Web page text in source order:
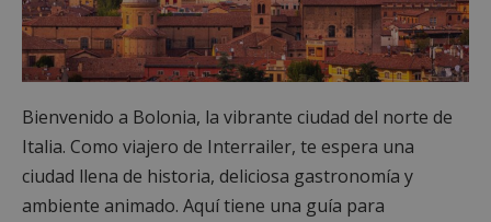
Bienvenido a Bolonia, la vibrante ciudad del norte de
Italia. Como viajero de Interrailer, te espera una
ciudad llena de historia, deliciosa gastronomía y
ambiente animado. Aquí tiene una guía para